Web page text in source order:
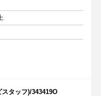
タッフ)/343419O